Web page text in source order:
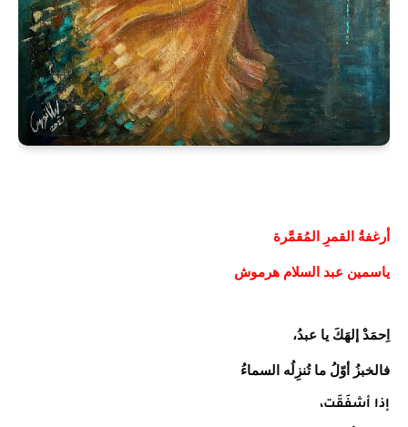
أرغفةُ القمرِ المُقمَّرة
ياسمين عبد السلام هرموش
اِحمَدْ إلهَكَ يا عبدُ،
فالخبزُ أوّلُ ما تُنزِلُه السماءُ
إذا أشفَقَت،